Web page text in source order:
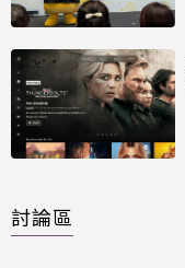
討論區